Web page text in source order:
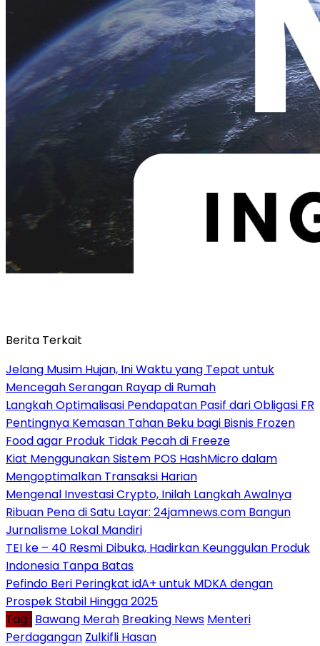
Berita Terkait
Jelang Musim Hujan, Ini Waktu yang Tepat untuk
Mencegah Serangan Rayap di Rumah
Langkah Optimalisasi Pendapatan Pasif dari Obligasi FR
Pentingnya Kemasan Tahan Beku bagi Bisnis Frozen
Food agar Produk Tidak Pecah di Freeze
Kiat Menggunakan Sistem POS HashMicro dalam
Mengoptimalkan Transaksi Harian
Mengenal Investasi Crypto, Inilah Langkah Awalnya
Ribuan Pena di Satu Layar: 24jamnews.com Bangun
Jurnalisme Lokal Mandiri
TEI ke – 40 Resmi Dibuka, Hadirkan Keunggulan Produk
Indonesia Tanpa Batas
Pefindo Beri Peringkat idA+ untuk MDKA dengan
Prospek Stabil Hingga 2025
Tag : Bawang Merah Breaking News Menteri
Perdagangan Zulkifli Hasan